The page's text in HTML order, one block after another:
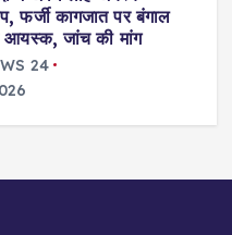
करेगी : सुदेश कुमार महतो
24